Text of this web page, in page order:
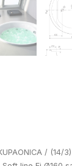
/ (14/3)